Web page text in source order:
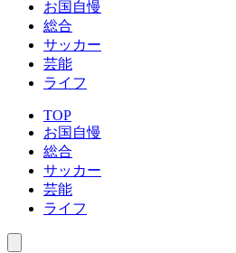
お国自慢
総合
サッカー
芸能
ライフ
TOP
お国自慢
総合
サッカー
芸能
ライフ